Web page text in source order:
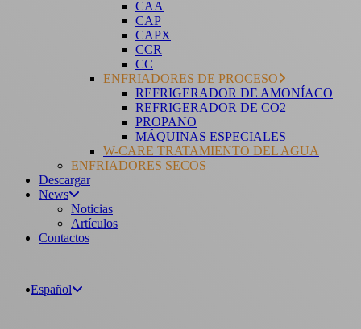
CAA
CAP
CAPX
CCR
CC
ENFRIADORES DE PROCESO
REFRIGERADOR DE AMONÍACO
REFRIGERADOR DE CO2
PROPANO
MÁQUINAS ESPECIALES
W-CARE TRATAMIENTO DEL AGUA
ENFRIADORES SECOS
Descargar
News
Noticias
Artículos
Contactos
Español